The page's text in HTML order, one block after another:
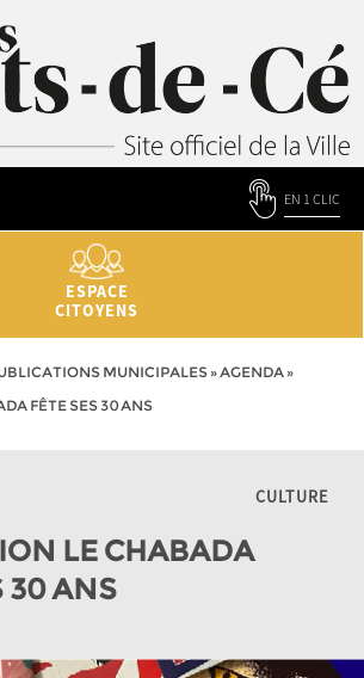
EN 1 CLIC
ESPACE
CITOYENS
MUNICIPALES»AGENDA»
FÊTE SES 30 ANS
CULTURE
LE CHABADA
30 ANS